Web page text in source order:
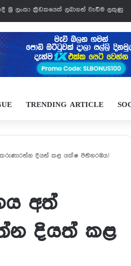
TRENDING ARTICLE
දියත් කළ යක්ෂ පිතිහරඹය.!
අත්
දියත් කළ